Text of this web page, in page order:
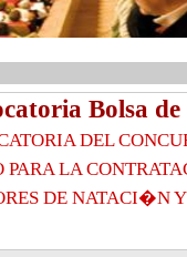
Bolsa
DEL
PARA LA
DE NATACI�N Y